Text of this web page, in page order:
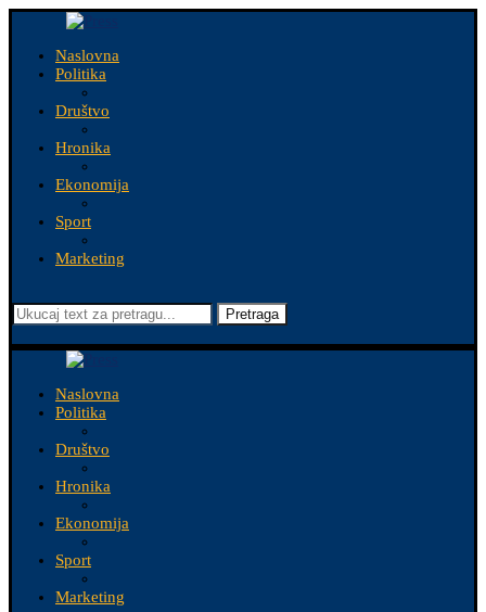
Naslovna
Politika
Društvo
Hronika
Ekonomija
Sport
Marketing
Pretraga
Naslovna
Politika
Društvo
Hronika
Ekonomija
Sport
Marketing